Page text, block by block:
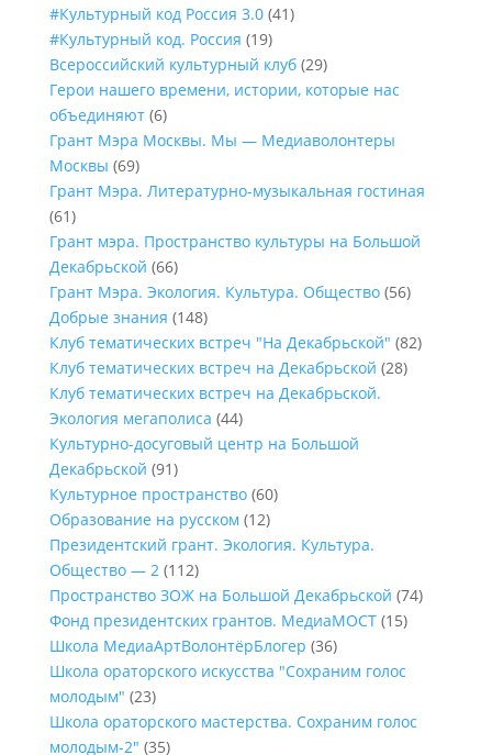
#Культурный код Россия 3.0(41)
#Культурный код. Россия (19)
Всероссийский культурный клуб(29)
Герои нашего времени, истории, которые нас
объединяют(6)
Грант Мэра Москвы. Мы — Медиаволонтеры
Москвы (69)
Грант Мэра. Литературно-музыкальная гостиная
(61)
Грант мэра. Пространство культуры на Большой
Декабрьской (66)
Грант Мэра. Экология. Культура. Общество(56)
Добрые знания (148)
Клуб тематических встреч "На Декабрьской" (82)
Клуб тематических встреч на Декабрьской (28)
Клуб тематических встреч на Декабрьской.
Экология мегаполиса (44)
Культурно-досуговый центр на Большой
Декабрьской (91)
Культурное пространство(60)
Образование на русском (12)
Президентский грант. Экология. Культура.
Общество — 2(112)
Пространство ЗОЖ на Большой Декабрьской (74)
Фонд президентских грантов. МедиаМОСТ(15)
Школа МедиаАртВолонтёрБлогер (36)
Школа ораторского искусства "Сохраним голос
молодым" (23)
Школа ораторского мастерства. Сохраним голос
молодым-2" (35)